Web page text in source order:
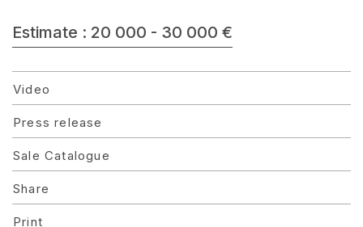
Estimate : 20 000 - 30 000 €
Video
Press release
Sale Catalogue
Share
Print